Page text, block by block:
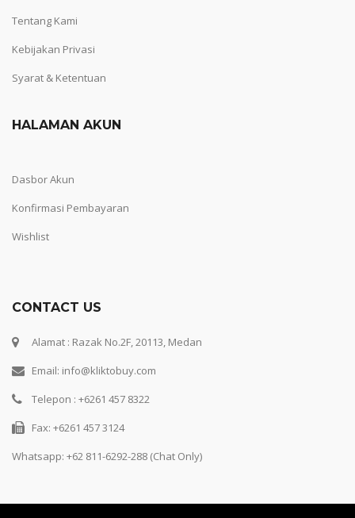
Tentang Kami
Kebijakan Privasi
Syarat & Ketentuan
HALAMAN AKUN
Dasbor Akun
Konfirmasi Pembayaran
Wishlist
CONTACT US
Alamat : Razak No.2F, 20113, Medan
Email: info@kliktobuy.com
Telepon : +6261 457 8322
Fax: +6261 457 3124
Whatsapp: +62 811-6292-288 (Chat Only)